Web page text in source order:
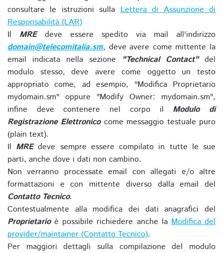
consultare le istruzioni sullaLettera di Assunzione di
Responsabilità (LAR)
Il MREdeve essere spedito via mail all'indirizzo
domain@telecomitalia.sm, deve avere come mittente la
email indicata nella sezione
"Technical Contact"del
modulo stesso, deve avere come oggetto un testo
appropriato come, ad esempio, "Modifica Proprietario
mydomain.sm" oppure "Modify Owner: mydomain.sm",
infine deve contenere nel corpo il Modulo di
Registrazione Elettronicocome messaggio testuale puro
(plain text).
Il MREdeve sempre essere compilato in tutte le sue
parti, anche dove i dati non cambino.
Non verranno processate email con allegati e/o altre
formattazioni e con mittente diverso dalla email del
Contatto Tecnico.
Contestualmente alla modifica dei dati anagrafici del
Proprietarioè possibile richiedere anche laModifica del
provider/maintainer (Contatto Tecnico).
Per maggiori dettagli sulla compilazione del modulo